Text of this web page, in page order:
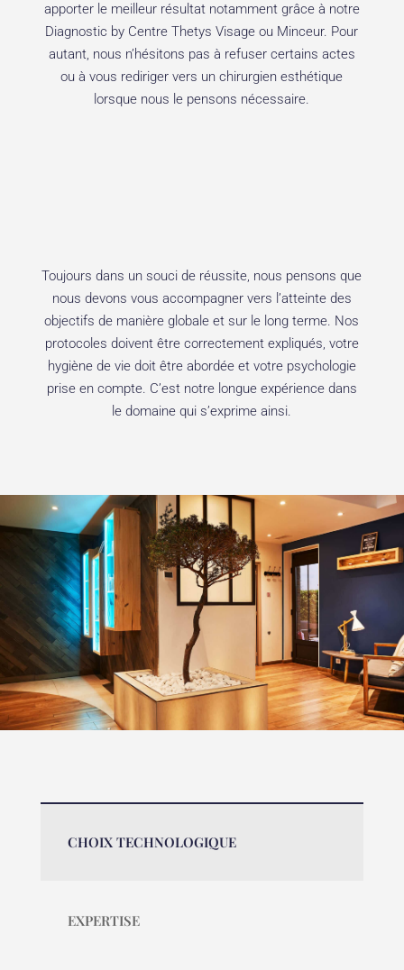
apporter le meilleur résultat notamment grâce à notre
Diagnostic by Centre ThetysVisage ou Minceur. Pour
autant, nous n’hésitons pas à refuser certains actes
ou à vous rediriger vers un chirurgien esthétique
lorsque nous le pensons nécessaire.
Toujours dans un souci de réussite, nous pensons que
nous devons vous accompagner vers l’atteinte des
objectifs de manière globale et sur le long terme. Nos
protocoles doivent être correctement expliqués, votre
hygiène de vie doit être abordée et votre psychologie
prise en compte. C’est notre longue expérience dans
le domaine qui s’exprime ainsi.
CHOIX TECHNOLOGIQUE
EXPERTISE